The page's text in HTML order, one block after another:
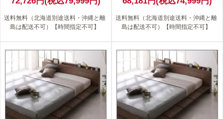
送料無料（北海道別途送料・沖縄と離
島は配送不可）【時間指定不可】
送料無料（北海道別途送料・沖縄と離
島は配送不可）【時間指定不可】
16 15